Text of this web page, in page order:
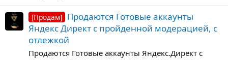
[Продам] Продаются Готовые аккаунты
Яндекс Директ с пройденной модерацией, с
отлежкой
Продаются Готовые аккаунты Яндекс.Директ с